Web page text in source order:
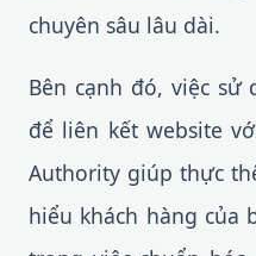
chuyên sâu lâu dài.
Bên cạnh đó, việc sử
để liên kết website
Authority giúp thực
hiểu khách hàng của